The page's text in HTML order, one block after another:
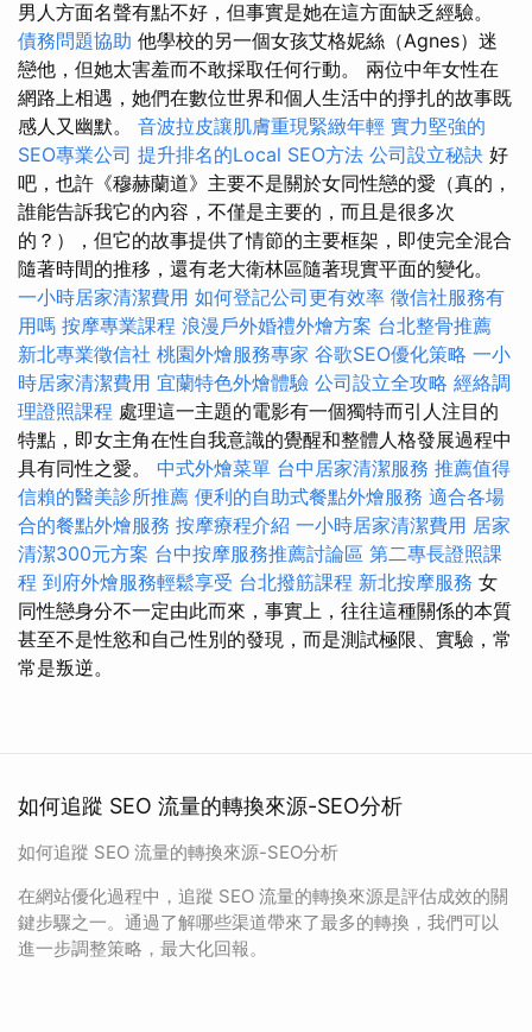
男人方面名聲有點不好，但事實是她在這方面缺乏經驗。
債務問題協助 他學校的另一個女孩艾格妮絲（Agnes）迷
戀他，但她太害羞而不敢採取任何行動。 兩位中年女性在
網路上相遇，她們在數位世界和個人生活中的掙扎的故事既
感人又幽默。 音波拉皮讓肌膚重現緊緻年輕 實力堅強的
SEO專業公司 提升排名的Local SEO方法 公司設立秘訣 好
吧，也許《穆赫蘭道》主要不是關於女同性戀的愛（真的，
誰能告訴我它的內容，不僅是主要的，而且是很多次
的？），但它的故事提供了情節的主要框架，即使完全混合
隨著時間的推移，還有老大衛林區隨著現實平面的變化。
一小時居家清潔費用 如何登記公司更有效率 徵信社服務有
用嗎 按摩專業課程 浪漫戶外婚禮外燴方案 台北整骨推薦
新北專業徵信社 桃園外燴服務專家 谷歌SEO優化策略 一小
時居家清潔費用 宜蘭特色外燴體驗 公司設立全攻略 經絡調
理證照課程 處理這一主題的電影有一個獨特而引人注目的
特點，即女主角在性自我意識的覺醒和整體人格發展過程中
具有同性之愛。 中式外燴菜單 台中居家清潔服務 推薦值得
信賴的醫美診所推薦 便利的自助式餐點外燴服務 適合各場
合的餐點外燴服務 按摩療程介紹 一小時居家清潔費用 居家
清潔300元方案 台中按摩服務推薦討論區 第二專長證照課
程 到府外燴服務輕鬆享受 台北撥筋課程 新北按摩服務 女
同性戀身分不一定由此而來，事實上，往往這種關係的本質
甚至不是性慾和自己性別的發現，而是測試極限、實驗，常
常是叛逆。
如何追蹤 SEO 流量的轉換來源-SEO分析
如何追蹤 SEO 流量的轉換來源-SEO分析
在網站優化過程中，追蹤 SEO 流量的轉換來源是評估成效的關
鍵步驟之一。通過了解哪些渠道帶來了最多的轉換，我們可以
進一步調整策略，最大化回報。